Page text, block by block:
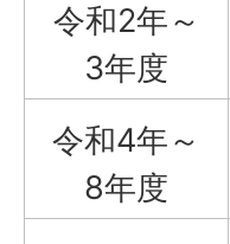
令和2年～
3年度
令和4年～
8年度